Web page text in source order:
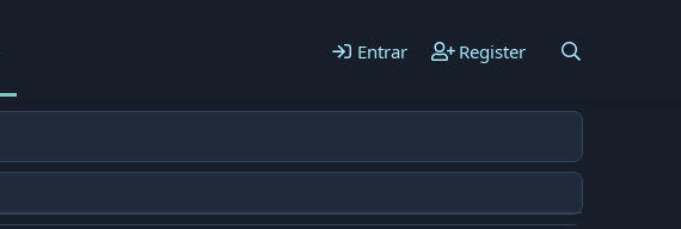
Entrar Register